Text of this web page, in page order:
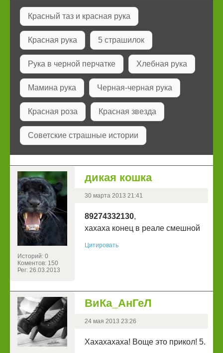
Красный таз и красная рука
Красная рука 5 страшилок
Рука в черной перчатке Хлебная рука
Мамина рука Черная-черная рука
Красная роза Красная звезда
Советские страшные истории
Историй: 0
Коментов: 150
Рег: 26.03.2013
дикая кошка
30 марта 2013 21:41
89274332130,
хахаха конец в реале смешной
Цитировать
ВиКа_АнГеЛ
24 мая 2013 23:26
Хахахахаха! Воще это прикол! 5.